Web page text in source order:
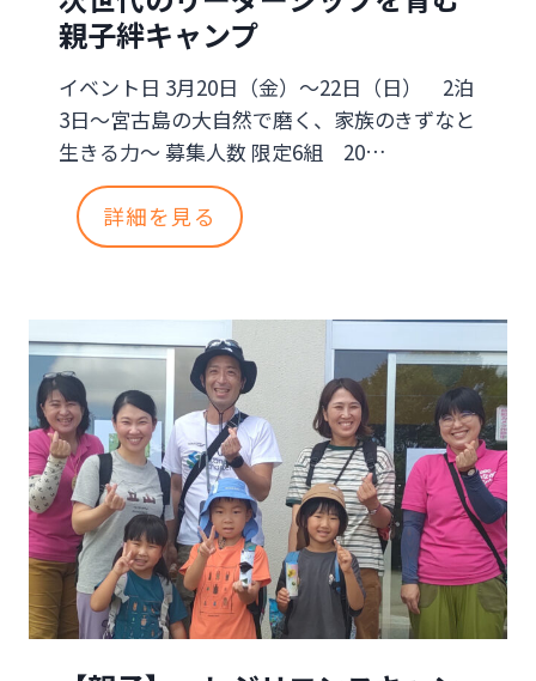
な
い
「
生
き
残
力
」
の
育
て
方
親子絆キャンプ
イベント日 3月20日（金）～22日（日） 2泊
3日～宮古島の大自然で磨く、家族のきずなと
生きる力～ 募集人数 限定6組 20…
詳細を見る
の
リ
ー
ダ
ー
シ
ッ